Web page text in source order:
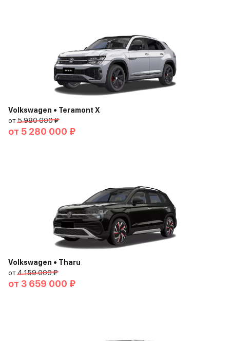
Volkswagen • Teramont X
от5 980 000 ₽
от 5 280 000 ₽
Volkswagen • Tharu
от4 159 000 ₽
от 3 659 000 ₽